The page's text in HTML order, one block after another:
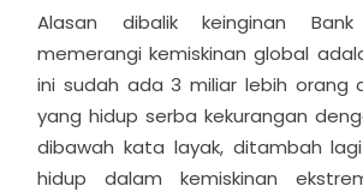
Alasan dibalik keinginan
memerangi kemiskinan global
ini sudah ada 3 miliar lebih orang
yang hidup serba kekurangan
dibawah kata layak, ditambah
hidup dalam kemiskinan